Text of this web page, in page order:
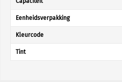
Eenheidsverpakking
Kleurcode
Tint